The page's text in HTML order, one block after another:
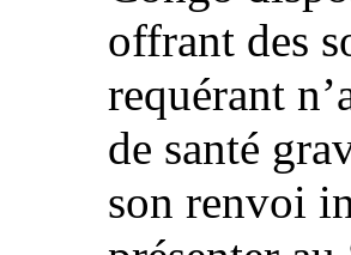
offrant des
requérant
de santé
son renvoi